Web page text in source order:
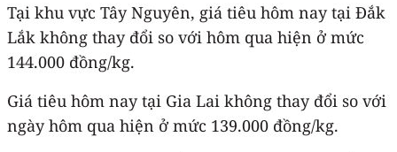
Tại khu vực Tây Nguyên, giá tiêu hôm nay tại Đắk
Lắk không thay đổi so với hôm qua hiện ở mức
144.000 đồng/kg.
Giá tiêu hôm nay tại Gia Lai không thay đổi so với
ngày hôm qua hiện ở mức 139.000 đồng/kg.